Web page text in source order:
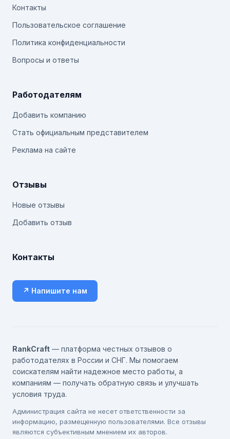
Контакты
Пользовательское соглашение
Политика конфиденциальности
Вопросы и ответы
Работодателям
Добавить компанию
Стать официальным представителем
Реклама на сайте
Отзывы
Новые отзывы
Добавить отзыв
Контакты
↗ Напишите нам
RankCraft — платформа честных отзывов о
работодателях в России и СНГ. Мы помогаем
соискателям найти надежное место работы, а
компаниям — получать обратную связь и улучшать
условия труда.
Администрация сайта не несет ответственности за
информацию, размещенную пользователями. Все отзывы
являются субъективным мнением их авторов.